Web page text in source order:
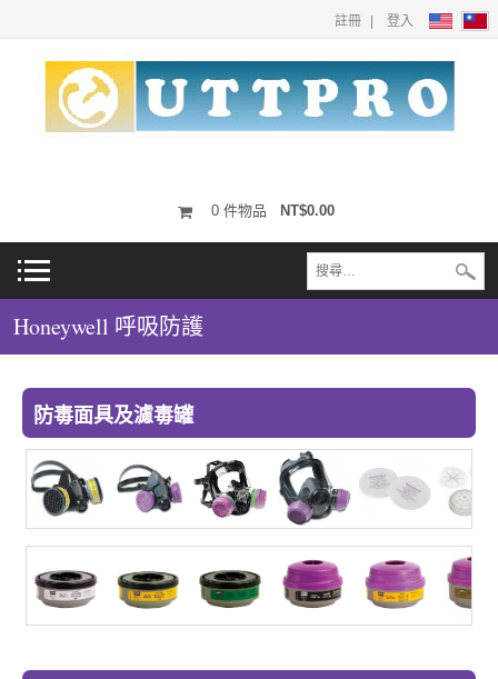
註冊 登入
0 件物品 NT$0.00
Honeywell 呼吸防護
防毒面具及濾毒罐